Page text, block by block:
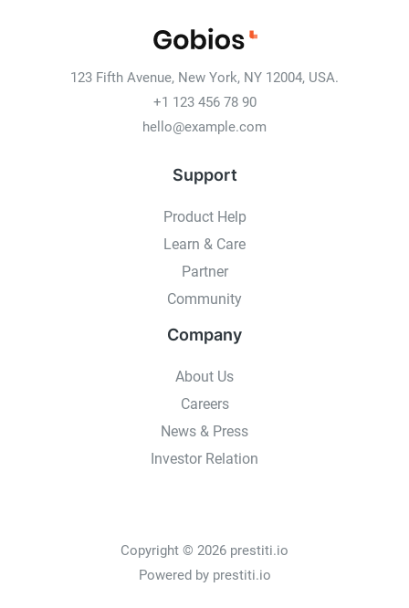
123 Fifth Avenue, New York, NY 12004, USA.
+1 123 456 78 90
hello@example.com
Support
Product Help
Learn & Care
Partner
Community
Company
About Us
Careers
News & Press
Investor Relation
Copyright © 2026 prestiti.io
Powered by prestiti.io